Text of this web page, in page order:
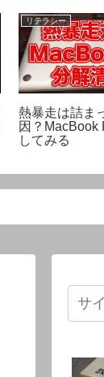
リテラシー
熱暴走は詰ま
因？MacBook
してみる